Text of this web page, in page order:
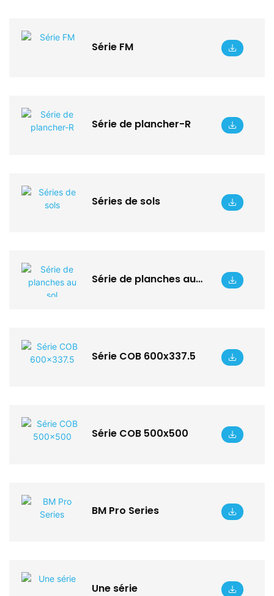
Série FM
Série de plancher-R
Séries de sols
Série de planches au
Série COB 600x337.5
Série COB 500x500
BM Pro Series
Une série